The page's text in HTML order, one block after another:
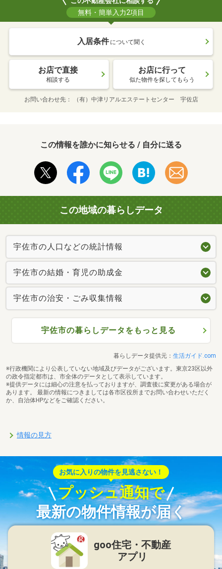
無料・簡単入力2項目
入居条件 について聞く
お店で直接
相談する
お店に行って
似た物件を探してもらう
お問い合わせ先 （有）中津リアルエステートセンター 宇佐店
この情報を誰かに知らせる / 自分に送る
この地域の暮らしデータ
宇佐市の人口などの統計情報
宇佐市の結婚・育児の助成金
宇佐市の治安・ごみ収集情報
宇佐市の暮らしデータをもっと見る
暮らしデータ提供元： 生活ガイド.com
※行政機関により公表していない地域及びデータがございます。東京23区以外
の政令指定都市は、市全体のデータとして表示しています。
※提供データには細心の注意を払っておりますが、調査後に変更がある場合が
あります。 最新の情報につきましては各市区役所までお問い合わせいただく
か、自治体HPなどをご確認ください。
情報の見方
お気に入りの物件を見逃さない！
プッシュ通知で
最新の物件情報が届く
goo住宅・不動産
アプリ